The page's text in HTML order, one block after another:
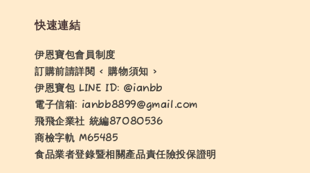
快速連結
伊恩寶包會員制度
訂購前請詳閱 < 購物須知 >
伊恩寶包 LINE ID: @ianbb
電子信箱: ianbb8899@gmail.com
飛飛企業社 統編87080536
商檢字軌 M65485
食品業者登錄暨相關產品責任險投保證明